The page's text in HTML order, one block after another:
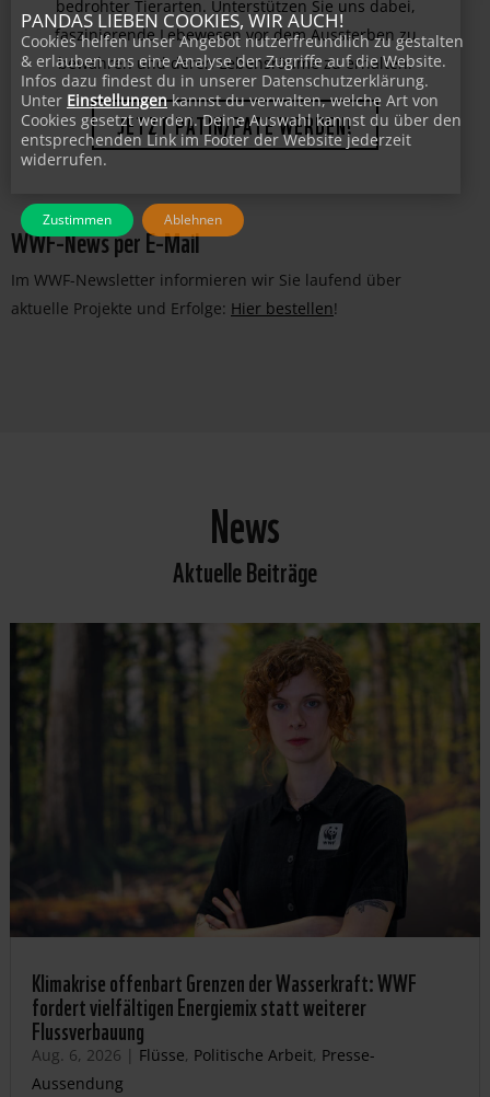
Leisten Sie einen wichtigen Beitrag zum Schutz
bedrohter Tierarten. Unterstützen Sie uns dabei,
faszinierende Lebewesen vor dem Aussterben zu
bewahren und deren Lebensräume zu erhalten.
JETZT PATIN/PATE WERDEN!
WWF-News per E-Mail
Im WWF-Newsletter informieren wir Sie laufend über
aktuelle Projekte und Erfolge: Hier bestellen!
News
Aktuelle Beiträge
Klimakrise offenbart Grenzen der Wasserkraft: WWF
fordert vielfältigen Energiemix statt weiterer
Flussverbauung
Aug. 6, 2026 | Flüsse, Politische Arbeit, Presse-
Aussendung
PANDAS LIEBEN COOKIES, WIR AUCH!
Cookies helfen unser Angebot nutzerfreundlich zu gestalten
& erlauben uns eine Analyse der Zugriffe auf die Website.
Infos dazu findest du in unserer Datenschutzerklärung.
Unter Einstellungen kannst du verwalten, welche Art von
Cookies gesetzt werden. Deine Auswahl kannst du über den
entsprechenden Link im Footer der Website jederzeit
widerrufen.
Zustimmen Ablehnen